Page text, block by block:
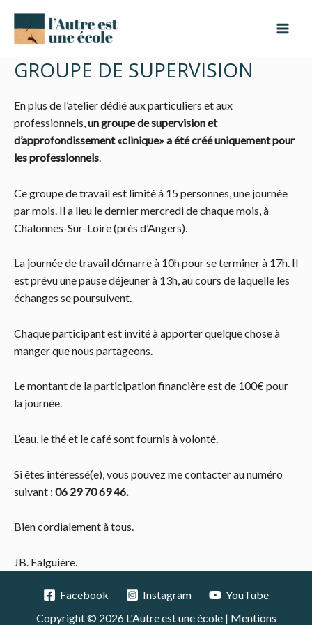
contenu
GROUPE DE SUPERVISION
En plus de l’atelier dédié aux particuliers et aux
professionnels,un groupe de supervision et
d’approfondissement «clinique» a été créé uniquement pour
les professionnels.
Ce groupe de travail est limité à 15 personnes, une journée
par mois. Il a lieu le dernier mercredi de chaque mois, à
Chalonnes-Sur-Loire (près d’Angers).
La journée de travail démarre à 10h pour se terminer à 17h. Il
est prévu une pause déjeuner à 13h, au cours de laquelle les
échanges se poursuivent.
Chaque participant est invité à apporter quelque chose à
manger que nous partageons.
Le montant de la participation financière est de 100€ pour
la journée.
L’eau, le thé et le café sont fournis à volonté.
Si êtes intéressé(e), vous pouvez me contacter au numéro
suivant : 06 29 70 69 46.
Bien cordialement à tous.
JB. Falguière.
Facebook Instagram
YouTube
Copyright © 2026 L'Autre est une école | Mentions